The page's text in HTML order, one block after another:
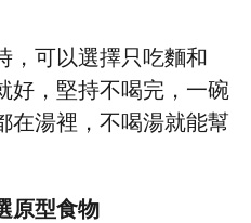
，可以選擇只吃麵和
好，堅持不喝完，一碗
在湯裡，不喝湯就能幫
原型食物